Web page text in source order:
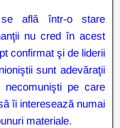
se află într-o stare
nu cred în acest
confirmat şi de liderii
sunt adevăraţii
necomunişti pe care
îi interesează numai
materiale.